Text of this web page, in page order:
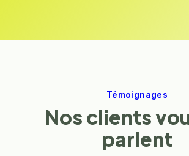
Témoignages
Nos clients
parlent